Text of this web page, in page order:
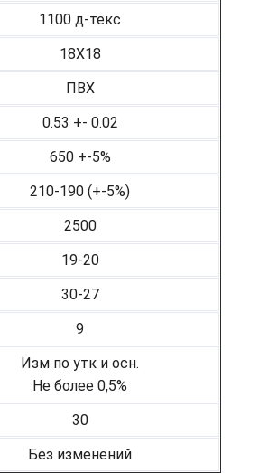
1100 д-текс
18Х18
ПВХ
0.53 +- 0.02
650 +-5%
210-190 (+-5%)
2500
19-20
30-27
9
Изм по утк и осн.
Не более 0,5%
30
Без изменений